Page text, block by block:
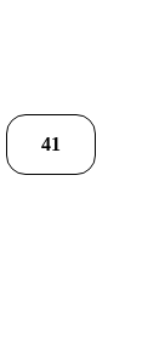
41